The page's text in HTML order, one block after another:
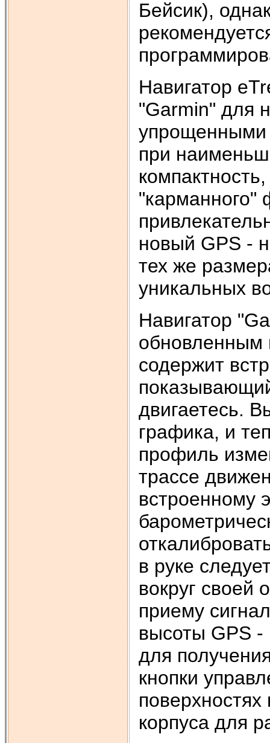
Бейсик),
Навигатор
"Garmin" для
упрощенными
при
"карманного"
новый GPS -
тех же
уникальных
Навигатор
обновленным
содержит
двигаетесь.
графика, и
профиль
трассе
встроенному
в руке
вокруг своей
приему
высоты GPS -
для
кнопки
корпуса для